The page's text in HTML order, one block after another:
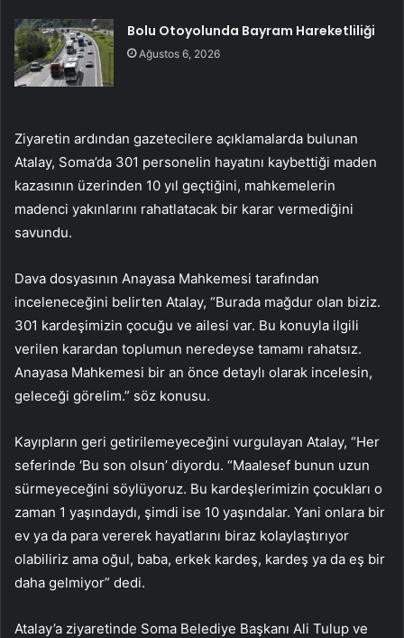
Bolu Otoyolunda Bayram Hareketliliği
Ağustos 6, 2026
Ziyaretin ardından gazetecilere açıklamalarda bulunan
Atalay, Soma’da 301 personelin hayatını kaybettiği maden
kazasının üzerinden 10 yıl geçtiğini, mahkemelerin
madenci yakınlarını rahatlatacak bir karar vermediğini
savundu.
Dava dosyasının Anayasa Mahkemesi tarafından
inceleneceğini belirten Atalay, “Burada mağdur olan biziz.
301 kardeşimizin çocuğu ve ailesi var. Bu konuyla ilgili
verilen karardan toplumun neredeyse tamamı rahatsız.
Anayasa Mahkemesi bir an önce detaylı olarak incelesin,
geleceği görelim.” söz konusu.
Kayıpların geri getirilemeyeceğini vurgulayan Atalay, “Her
seferinde ‘Bu son olsun’ diyordu. “Maalesef bunun uzun
sürmeyeceğini söylüyoruz. Bu kardeşlerimizin çocukları o
zaman 1 yaşındaydı, şimdi ise 10 yaşındalar. Yani onlara bir
ev ya da para vererek hayatlarını biraz kolaylaştırıyor
olabiliriz ama oğul, baba, erkek kardeş, kardeş ya da eş bir
daha gelmiyor” dedi.
Atalay’a ziyaretinde Soma Belediye Başkanı Ali Tulup ve